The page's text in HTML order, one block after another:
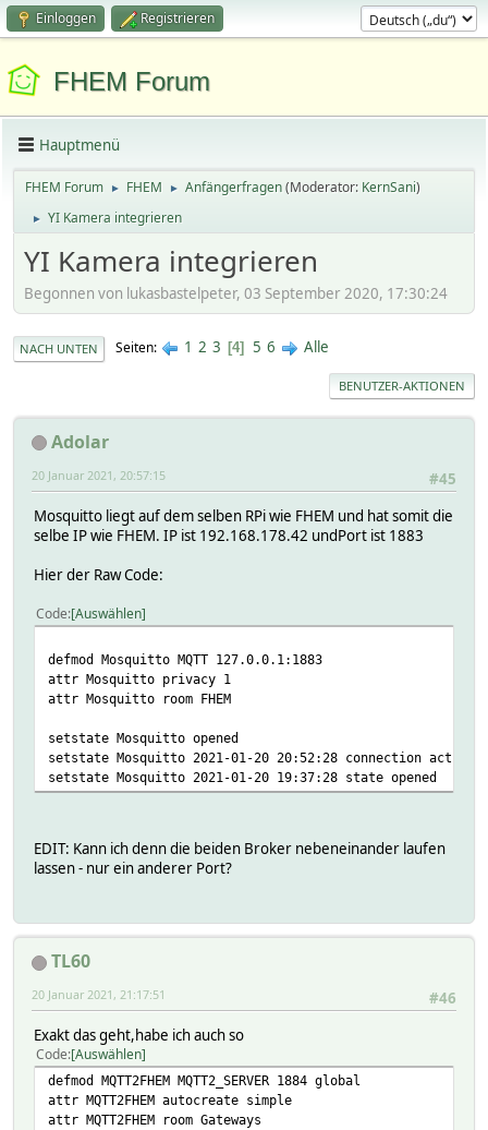
Einloggen Registrieren
FHEM Forum
Hauptmenü
FHEM Forum ► FHEM ► Anfängerfragen(Moderator: KernSani)
► YI Kamera integrieren
YI Kamera integrieren
Begonnen von lukasbastelpeter, 03 September 2020, 17:30:24
NACH UNTEN Seiten 1 2 3 4 5 6 Alle
BENUTZER-AKTIONEN
Adolar
#45
20 Januar 2021, 20:57:15
Mosquitto liegt auf dem selben RPi wie FHEM und hat somit die
selbe IP wie FHEM. IP ist 192.168.178.42 undPort ist 1883
Hier der Raw Code:
Code Auswählen
defmod Mosquitto MQTT 127.0.0.1:1883
attr Mosquitto privacy 1
attr Mosquitto room FHEM
setstate Mosquitto opened
setstate Mosquitto 2021-01-20 20:52:28 connection active
setstate Mosquitto 2021-01-20 19:37:28 state opened
EDIT: Kann ich denn die beiden Broker nebeneinander laufen
lassen - nur ein anderer Port?
TL60
#46
20 Januar 2021, 21:17:51
Exakt das geht,habe ich auch so
Code Auswählen
defmod MQTT2FHEM MQTT2_SERVER 1884 global
attr MQTT2FHEM autocreate simple
attr MQTT2FHEM room Gateways